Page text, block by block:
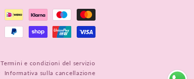
Termini e condizioni del servizio
Informativa sulla cancellazione